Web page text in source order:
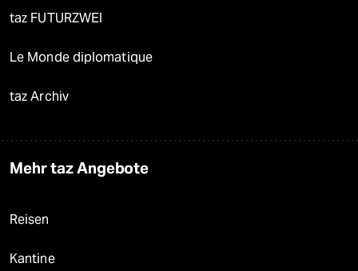
taz FUTURZWEI
Le Monde diplomatique
taz Archiv
Mehr taz Angebote
Reisen
Kantine